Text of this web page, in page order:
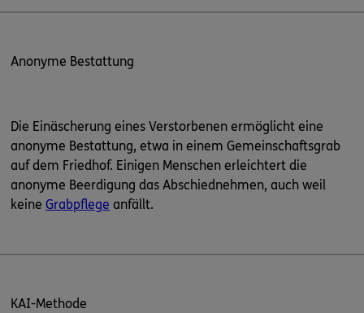
Anonyme Bestattung
Die Einäscherung eines Verstorbenen ermöglicht eine
anonyme Bestattung, etwa in einem Gemeinschaftsgrab
auf dem Friedhof. Einigen Menschen erleichtert die
anonyme Beerdigung das Abschiednehmen, auch weil
keine Grabpflege anfällt.
KAI-Methode